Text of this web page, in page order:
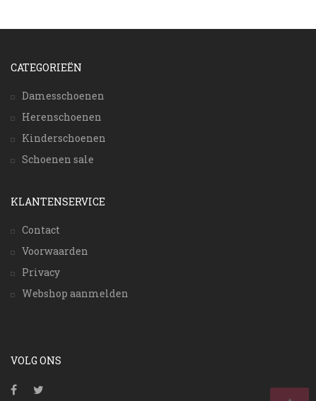
CATEGORIEËN
Damesschoenen
Herenschoenen
Kinderschoenen
Schoenen sale
KLANTENSERVICE
Contact
Voorwaarden
Privacy
Webshop aanmelden
VOLG ONS